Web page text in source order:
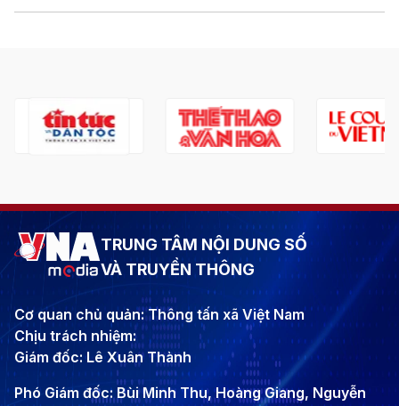
TRUNG TÂM NỘI DUNG SỐ
VÀ TRUYỀN THÔNG
Cơ quan chủ quản: Thông tấn xã Việt Nam
Chịu trách nhiệm:
Giám đốc: Lê Xuân Thành
Phó Giám đốc: Bùi Minh Thu, Hoàng Giang, Nguyễn